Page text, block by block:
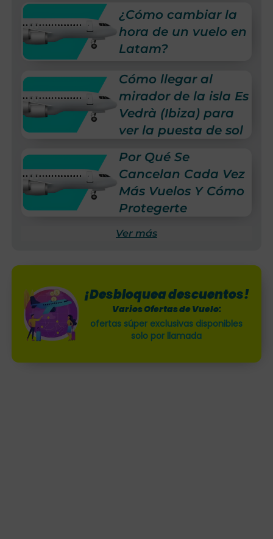
¿Cómo cambiar la
hora de un vuelo en
Latam?
Cómo llegar al
mirador de la isla Es
Vedrà (Ibiza) para
ver la puesta de sol
Por Qué Se
Cancelan Cada Vez
Más Vuelos Y Cómo
Protegerte
Ver más
¡Desbloquea descuentos!
Varios Ofertas de Vuelo:
ofertas súper exclusivas disponibles
solo por llamada